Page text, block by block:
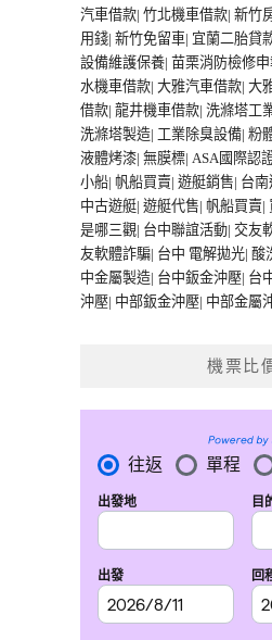
汽車借款| 竹北機車借款| 新竹
用錢| 新竹免留車| 宜蘭二胎貸
設備維護保養| 苗栗消防檢修
水機車借款| 大雅汽車借款| 大
借款| 龍井機車借款| 洗滌塔工
洗滌塔製造| 工業除臭設備| 粉
液體烤漆| 無膜標| ASA國際認
小船| 帆船買賣| 遊艇銷售| 台
中古遊艇| 遊艇代售| 帆船買賣|
是哪三觀| 台中聯誼活動| 交友
友軟體詐騙| 台中 電解拋光| 酸
中金屬製造| 台中鈑金沖壓| 台
沖壓| 中部鈑金沖壓| 中部金屬
機票比